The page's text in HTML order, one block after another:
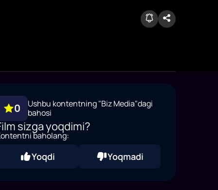
0
Ushbu kontentning "Biz Media"dagi
bahosi
sizga yoqdimi?
baholang:
Yoqdi Yoqmadi